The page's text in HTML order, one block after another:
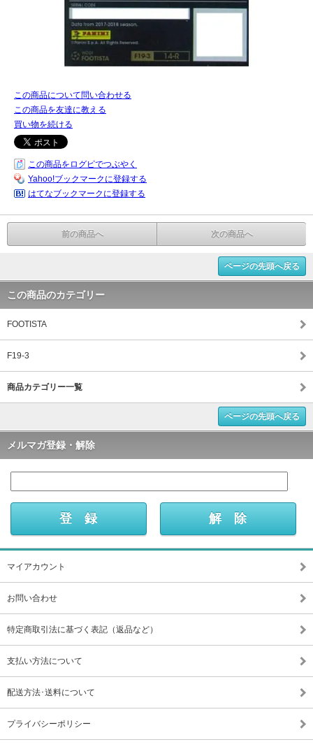
この商品について問い合わせる
この商品を友達に教える
買い物を続ける
この商品をログピでつぶやく
Yahoo!ブックマークに登録する
はてなブックマークに登録する
前の商品へ 次の商品へ
ページの先頭へ戻る
この商品のカテゴリー
FOOTISTA
F19-3
商品カテゴリー一覧
ページの先頭へ戻る
メルマガ登録・解除
マイアカウント
お問い合わせ
特定商取引法に基づく表記（返品など）
支払い方法について
配送方法･送料について
プライバシーポリシー